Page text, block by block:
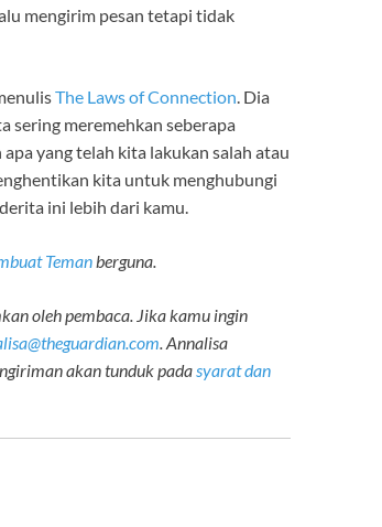
mengirim pesan tetapi tidak
The Laws of Connection. Dia
sering meremehkan seberapa
yang telah kita lakukan salah atau
kita untuk menghubungi
ini lebih dari kamu.
Temanberguna.
oleh pembaca. Jika kamu ingin
. Annalisa
akan tunduk padasyarat dan